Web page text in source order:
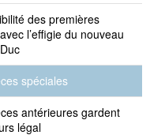
des premières
l’effigie du nouveau
spéciales
antérieures gardent
légal